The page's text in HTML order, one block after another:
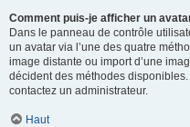
Comment puis-je afficher un
Dans le panneau de contrôle
un avatar via l’une des quatre
image distante ou import d’une
décident des méthodes
contactez un administrateur.
Haut